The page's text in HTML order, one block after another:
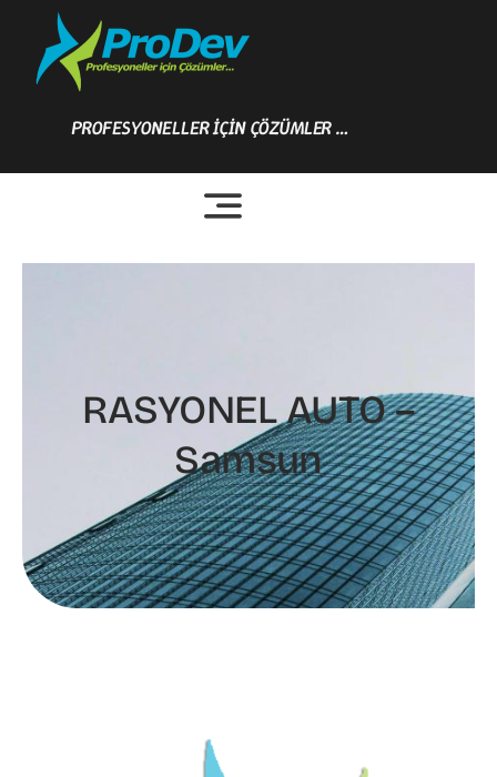
content
PROFESYONELLER İÇİN ÇÖZÜMLER …
RASYONEL AUTO –
Samsun